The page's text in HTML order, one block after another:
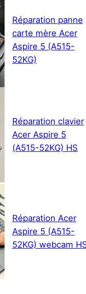
Réparation panne
carte mère Acer
Aspire 5 (A515-
52KG)
Réparation clavier
Acer Aspire 5
(A515-52KG) HS
Réparation Acer
Aspire 5 (A515-
52KG) webcam